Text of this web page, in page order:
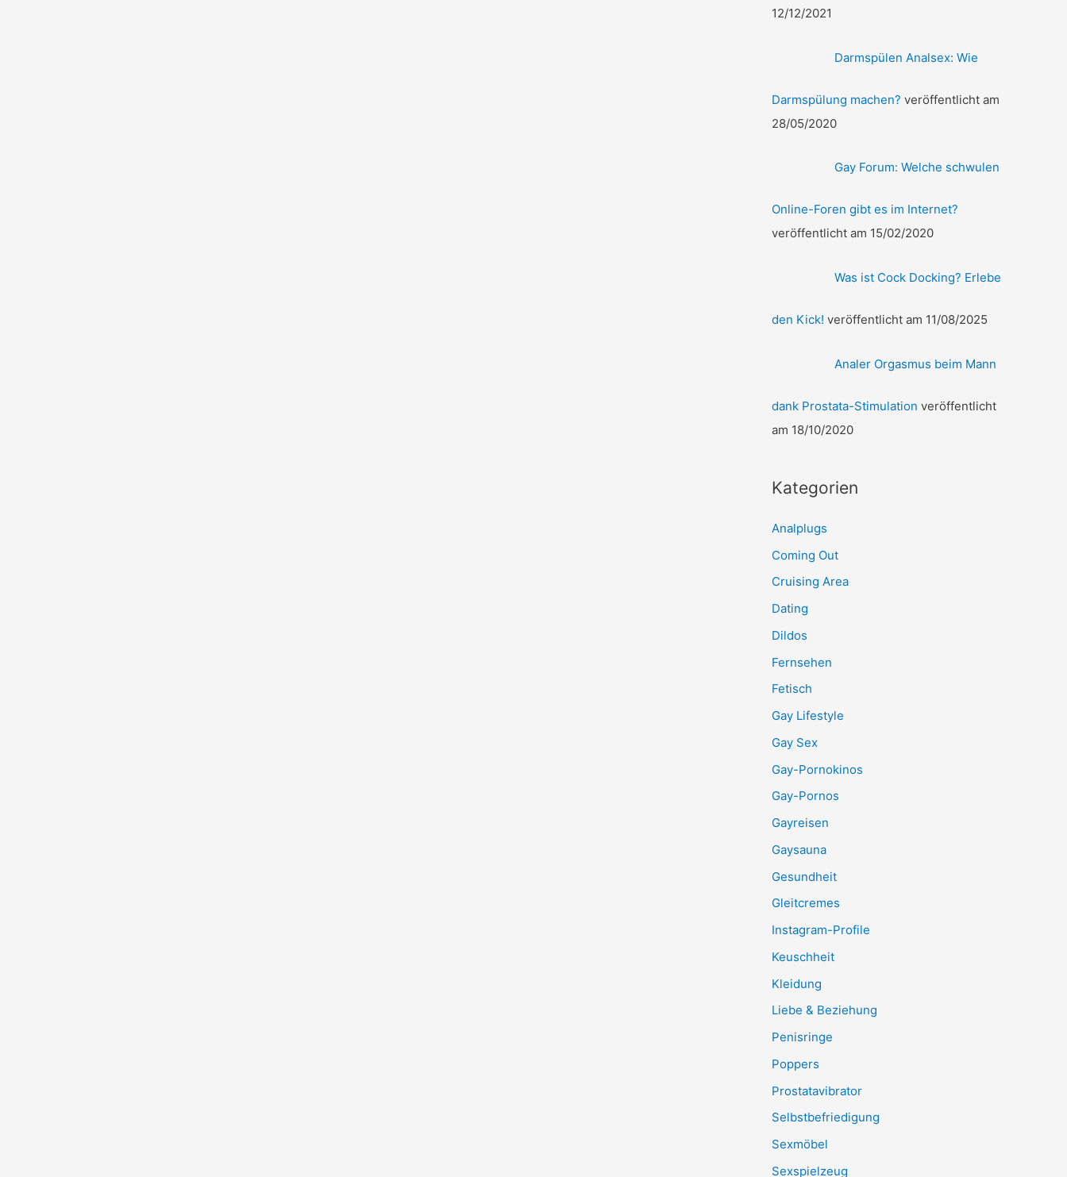
12/12/2021
Darmspülen Analsex: Wie
Darmspülung machen? veröffentlicht am
28/05/2020
Gay Forum: Welche schwulen
Online-Foren gibt es im Internet?
veröffentlicht am 15/02/2020
Was ist Cock Docking? Erlebe
den Kick! veröffentlicht am 11/08/2025
Analer Orgasmus beim Mann
dank Prostata-Stimulation veröffentlicht
am 18/10/2020
Kategorien
Analplugs
Coming Out
Cruising Area
Dating
Dildos
Fernsehen
Fetisch
Gay Lifestyle
Gay Sex
Gay-Pornokinos
Gay-Pornos
Gayreisen
Gaysauna
Gesundheit
Gleitcremes
Instagram-Profile
Keuschheit
Kleidung
Liebe & Beziehung
Penisringe
Poppers
Prostatavibrator
Selbstbefriedigung
Sexmöbel
Sexspielzeug